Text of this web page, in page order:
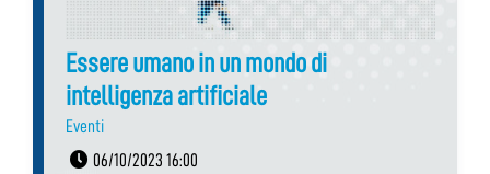
Essere umano in un mondo di
intelligenza artificiale
Eventi
06/10/2023 16:00